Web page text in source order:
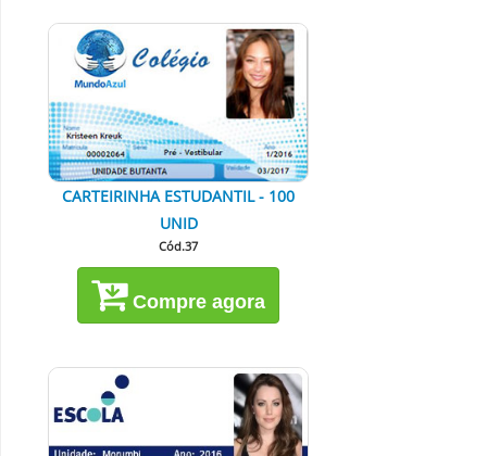
CARTEIRINHA ESTUDANTIL - 100
UNID
Cód.37
Compre agora